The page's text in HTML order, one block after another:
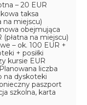
– 20 EUR
taksa
na miejscu)
obejmująca
na miejscu)
– ok. 100 EUR +
+ posiłki
kursie EUR
liczba
na dyskoteki
paszport
szkolna, karta